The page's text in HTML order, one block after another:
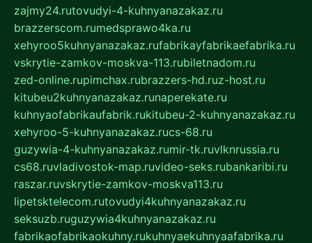
zajmy24.rutovudyi-4-kuhnyanazakaz.ru
brazzerscom.rumedsprawo4ka.ru
xehyroo5kuhnyanazakaz.rufabrikayfabrikaefabrika.ru
vskrytie-zamkov-moskva-113.rubiletnadom.ru
zed-online.rupimchax.rubrazzers-hd.ruz-host.ru
kitubeu2kuhnyanazakaz.runaperekate.ru
kuhnyaofabrikaufabrik.rukitubeu-2-kuhnyanazakaz.ru
xehyroo-5-kuhnyanazakaz.rucs-68.ru
guzywia-4-kuhnyanazakaz.rumir-tk.ruvlknrussia.ru
cs68.ruvladivostok-map.ruvideo-seks.rubankaribi.ru
raszar.ruvskrytie-zamkov-moskva113.ru
lipetsktelecom.rutovudyi4kuhnyanazakaz.ru
seksuzb.ruguzywia4kuhnyanazakaz.ru
fabrikaofabrikaokuhny.rukuhnyaekuhnyaafabrika.ru